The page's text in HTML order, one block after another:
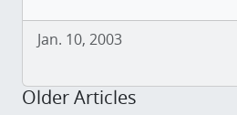
Jan. 10, 2003
Older Articles